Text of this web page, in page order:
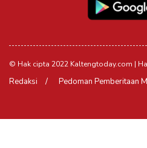
© Hak cipta 2022 Kaltengtoday.com |
Redaksi Pedoman Pemberitaan